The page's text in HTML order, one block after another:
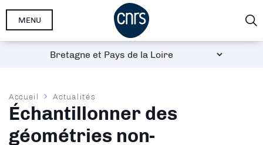
Aller
MENU
Fil
d'Ariane
Accueil Actualités
Échantillonner des
géométries non-